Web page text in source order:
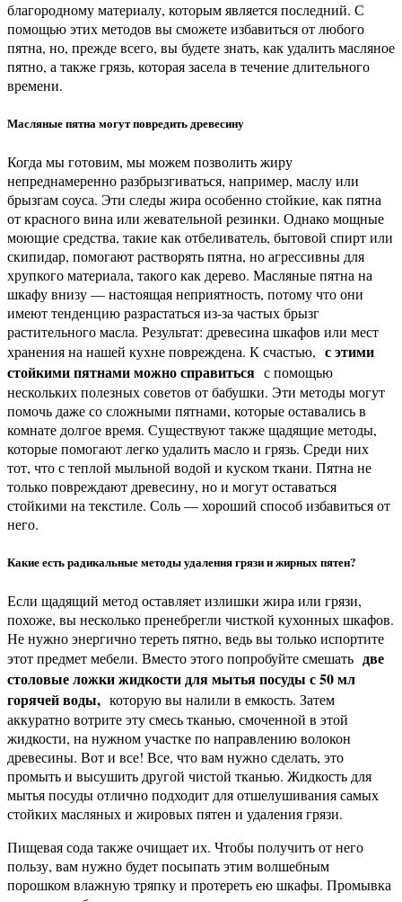
благородному материалу, которым является последний. С
помощью этих методов вы сможете избавиться от любого
пятна, но, прежде всего, вы будете знать, как удалить масляное
пятно, а также грязь, которая засела в течение длительного
времени.
Масляные пятна могут повредить древесину
Когда мы готовим, мы можем позволить жиру
непреднамеренно разбрызгиваться, например, маслу или
брызгам соуса. Эти следы жира особенно стойкие, как пятна
от красного вина или жевательной резинки. Однако мощные
моющие средства, такие как отбеливатель, бытовой спирт или
скипидар, помогают растворять пятна, но агрессивны для
хрупкого материала, такого как дерево. Масляные пятна на
шкафу внизу — настоящая неприятность, потому что они
имеют тенденцию разрастаться из-за частых брызг
растительного масла. Результат: древесина шкафов или мест
хранения на нашей кухне повреждена. К счастью, с этими
стойкими пятнами можно справиться с помощью
нескольких полезных советов от бабушки. Эти методы могут
помочь даже со сложными пятнами, которые оставались в
комнате долгое время. Существуют также щадящие методы,
которые помогают легко удалить масло и грязь. Среди них
тот, что с теплой мыльной водой и куском ткани. Пятна не
только повреждают древесину, но и могут оставаться
стойкими на текстиле. Соль — хороший способ избавиться от
него.
Какие есть радикальные методы удаления грязи и жирных пятен?
Если щадящий метод оставляет излишки жира или грязи,
похоже, вы несколько пренебрегли чисткой кухонных шкафов.
Не нужно энергично тереть пятно, ведь вы только испортите
этот предмет мебели. Вместо этого попробуйте смешать две
столовые ложки жидкости для мытья посуды с 50 мл
горячей воды, которую вы налили в емкость. Затем
аккуратно вотрите эту смесь тканью, смоченной в этой
жидкости, на нужном участке по направлению волокон
древесины. Вот и все! Все, что вам нужно сделать, это
промыть и высушить другой чистой тканью. Жидкость для
мытья посуды отлично подходит для отшелушивания самых
стойких масляных и жировых пятен и удаления грязи.
Пищевая сода также очищает их. Чтобы получить от него
пользу, вам нужно будет посыпать этим волшебным
порошком влажную тряпку и протереть ею шкафы. Промывка